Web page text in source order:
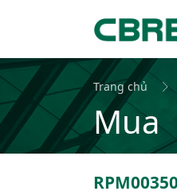
Trang chủ
Mua